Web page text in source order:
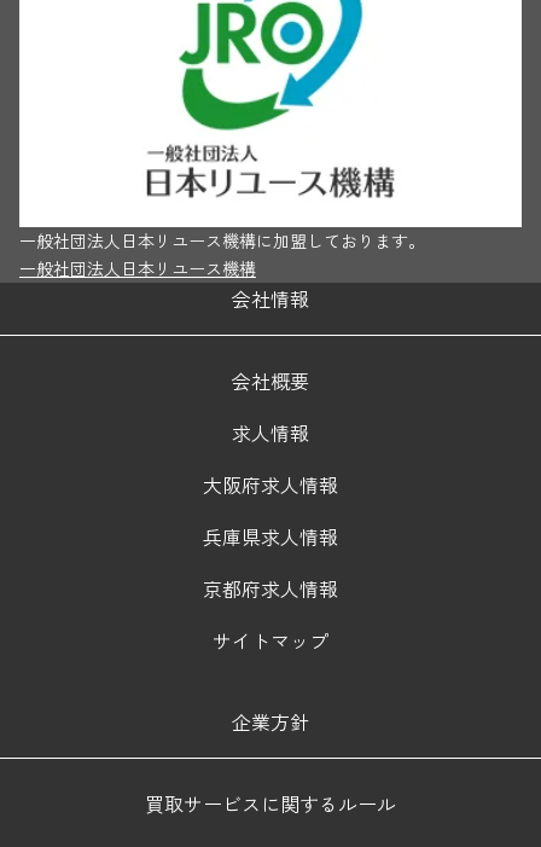
一般社団法人日本リユース機構に加盟しております。
一般社団法人日本リユース機構
会社情報
会社概要
求人情報
大阪府求人情報
兵庫県求人情報
京都府求人情報
サイトマップ
企業方針
買取サービスに関するルール